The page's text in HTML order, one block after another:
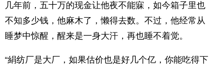
几年前，五十万的现金让他夜不能寐，如今箱子里也
不知多少钱，他麻木了，懒得去数。不过，他经常从
睡梦中惊醒，醒来是一身大汗，再也睡不着觉。
“絹纺厂是大厂，如果估价也是好几个亿，你能吃得下